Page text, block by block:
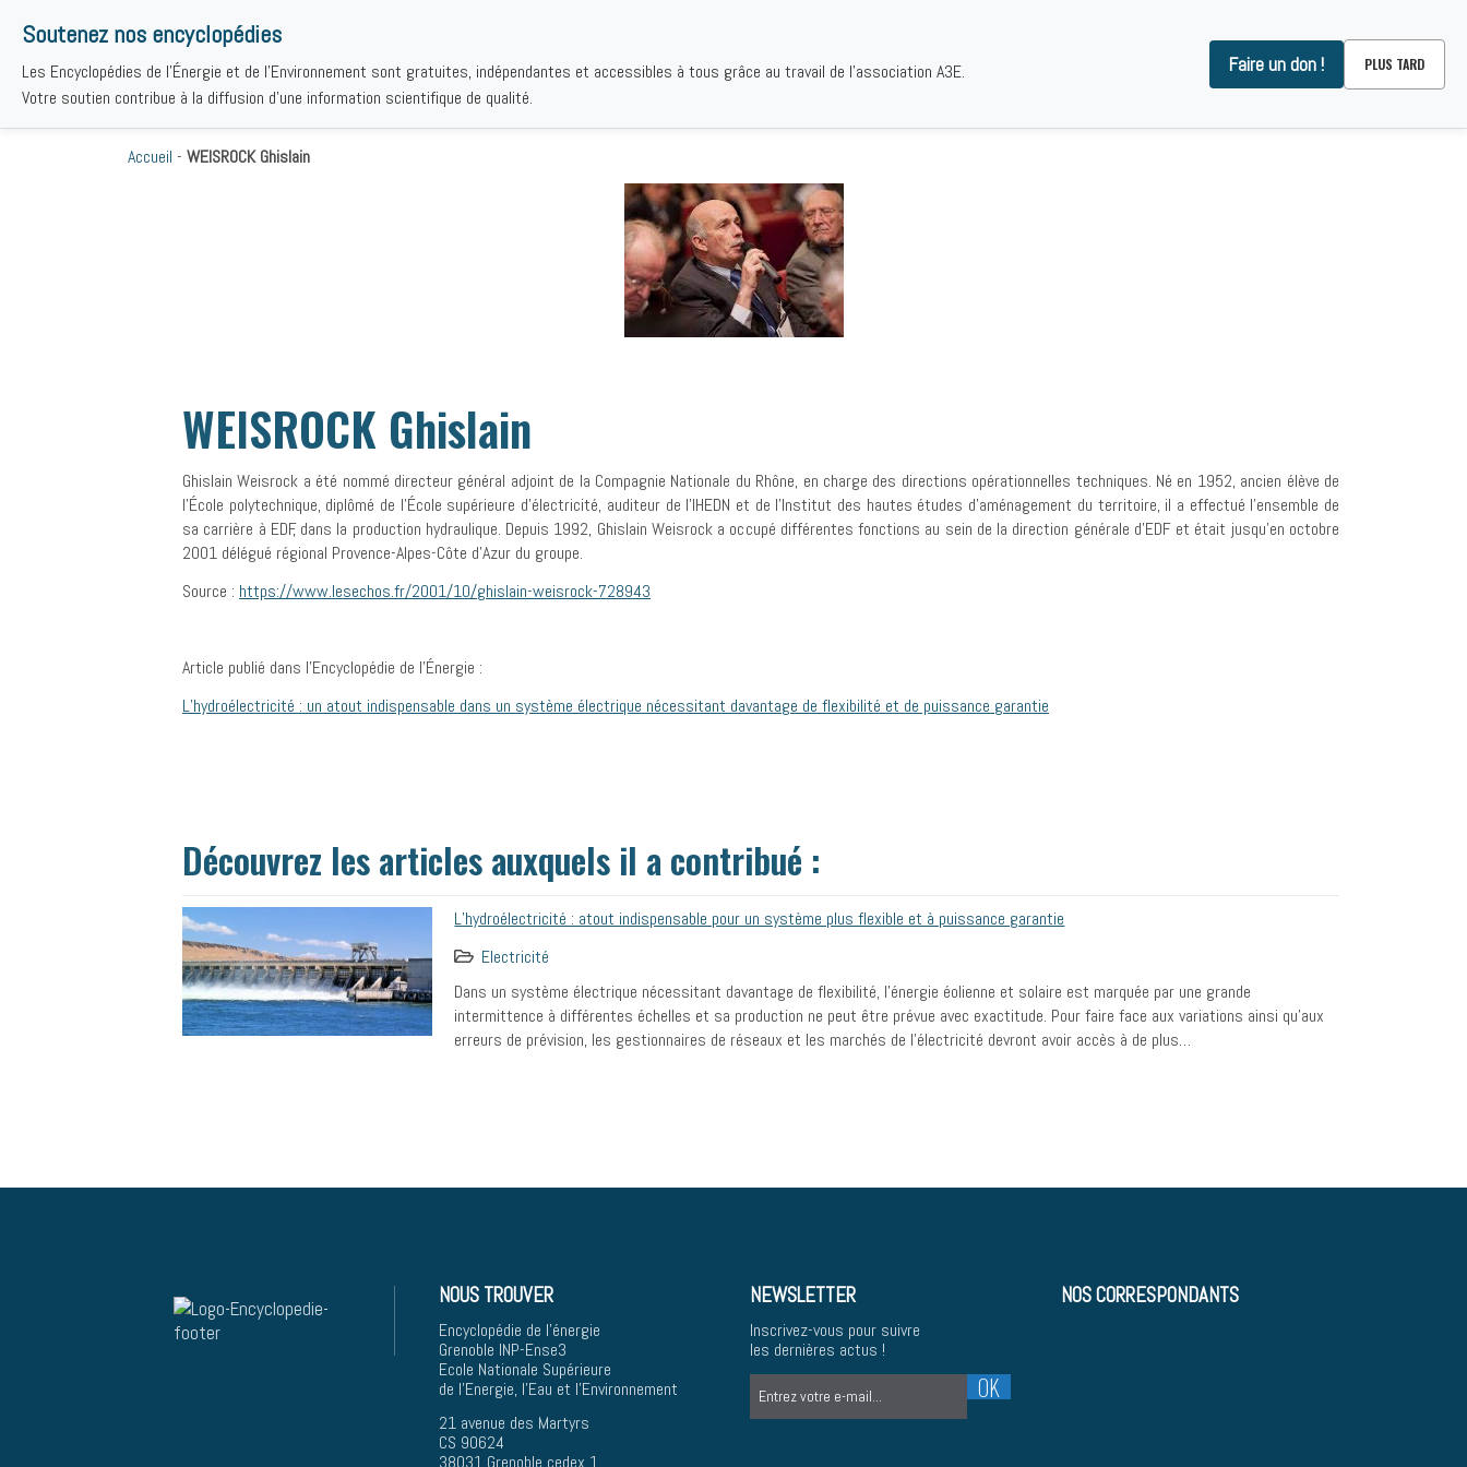
THÉMATIQUES AUTEURS INSTITUTIONS BIBLIOGRAPHIES QUI SOMMES-NOUS ?
Accueil - WEISROCK Ghislain
WEISROCK Ghislain
Ghislain Weisrock a été nommé directeur général adjoint de la Compagnie Nationale du Rhône, en charge des directions opérationnelles techniques. Né en 1952, ancien élève de
l’École polytechnique, diplômé de l’École supérieure d’électricité, auditeur de l’IHEDN et de l’Institut des hautes études d’aménagement du territoire, il a effectué l’ensemble de
sa carrière à EDF, dans la production hydraulique. Depuis 1992, Ghislain Weisrock a occupé différentes fonctions au sein de la direction générale d’EDF et était jusqu’en octobre
2001 délégué régional Provence-Alpes-Côte d’Azur du groupe.
Source : https://www.lesechos.fr/2001/10/ghislain-weisrock-728943
Article publié dans l’Encyclopédie de l’Énergie :
L’hydroélectricité : un atout indispensable dans un système électrique nécessitant davantage de flexibilité et de puissance garantie
Découvrez les articles auxquels il a contribué :
L’hydroélectricité : atout indispensable pour un système plus flexible et à puissance garantie
Electricité
Dans un système électrique nécessitant davantage de flexibilité, l’énergie éolienne et solaire est marquée par une grande
intermittence à différentes échelles et sa production ne peut être prévue avec exactitude. Pour faire face aux variations ainsi qu’aux
erreurs de prévision, les gestionnaires de réseaux et les marchés de l’électricité devront avoir accès à de plus…
NOUS TROUVER
Encyclopédie de l'énergie
Grenoble INP-Ense3
Ecole Nationale Supérieure
de l'Energie, l'Eau et l'Environnement
21 avenue des Martyrs
CS 90624
38031 Grenoble cedex 1
NEWSLETTER
Inscrivez-vous pour suivre
les dernières actus !
NOS CORRESPONDANTS
Soutenez nos encyclopédies
Les Encyclopédies de l'Énergie et de l'Environnement sont gratuites, indépendantes et accessibles à tous grâce au travail de l'association A3E.
Votre soutien contribue à la diffusion d'une information scientifique de qualité.
Faire un don ! PLUS TARD